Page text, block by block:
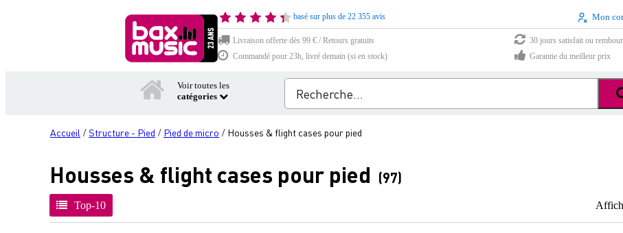
basé sur plus de 22 355 avis Mon
Livraison offerte dès 99 € / Retours gratuits
30 jours satisfait ou
Commandé pour 23h, livré demain (si en stock)
Garantie du meilleur prix
Voir toutes les
catégories
Accueil /Structure - Pied / Pied de micro / Housses & flight cases pour pied
Housses & flight cases pour pied (97)
Top-10